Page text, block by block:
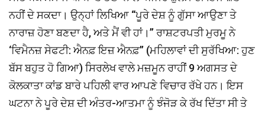
ਨਹੀਂ ਦੇ ਸਕਦਾ। ਉਨ੍ਹਾਂ ਲਿਖਿਆ ‘‘ਪੂਰੇ ਦੇਸ਼ ਨੂੰ ਗੁੱਸਾ ਆਉਣਾ ਤੇ
ਨਾਰਾਜ਼ ਹੋਣਾ ਬਣਦਾ ਹੈ, ਅਤੇ ਮੈਂ ਵੀ ਹਾਂ।’’ ਰਾਸ਼ਟਰਪਤੀ ਮੁਰਮੂ ਨੇ
‘ਵਿਮੈਨਜ਼ ਸੇਫਟੀ: ਐਨਫ਼ ਇਜ਼ ਐਨਫ਼’’ (ਮਹਿਲਾਵਾਂ ਦੀ ਸੁਰੱਖਿਆ: ਹੁਣ
ਬੱਸ ਬਹੁਤ ਹੋ ਗਿਆ) ਸਿਰਲੇਖ ਵਾਲੇ ਮਜ਼ਮੂਨ ਰਾਹੀਂ 9 ਅਗਸਤ ਦੇ
ਕੋਲਕਾਤਾ ਕਾਂਡ ਬਾਰੇ ਪਹਿਲੀ ਵਾਰ ਆਪਣੇ ਵਿਚਾਰ ਰੱਖੇ ਹਨ। ਇਸ
ਘਟਨਾ ਨੇ ਪੂਰੇ ਦੇਸ਼ ਦੀ ਅੰਤਰ-ਆਤਮਾ ਨੂੰ ਝੰਜੋੜ ਕੇ ਰੱਖ ਦਿੱਤਾ ਸੀ ਤੇ